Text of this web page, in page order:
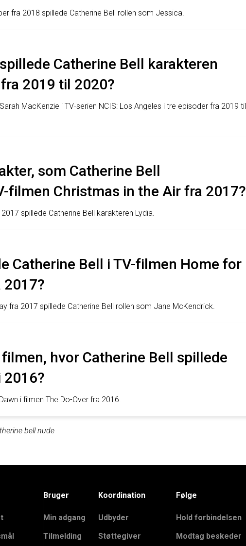
fra 2018 spillede Catherine Bell rollen som Jessica.
Catherine Bell karakteren
2019 til 2020?
MacKenzie i TV-serien NCIS: Los Angeles i tre episoder fra 2019 til
som Catherine Bell
filmen Christmas in the Air fra 2017?
spillede Catherine Bell karakteren Lydia.
Catherine Bell i TV-filmen Home for
2017?
fra 2017 spillede Catherine Bell rollen som Jane McKendrick.
hvor Catherine Bell spillede
2016?
i filmen The Do-Over fra 2016.
bell nude
Bruger
Min adgang
Tilmelding
Koordination
Udbyder
Støttegiver
Følge
Hold forbindelsen
Modtag beskeder